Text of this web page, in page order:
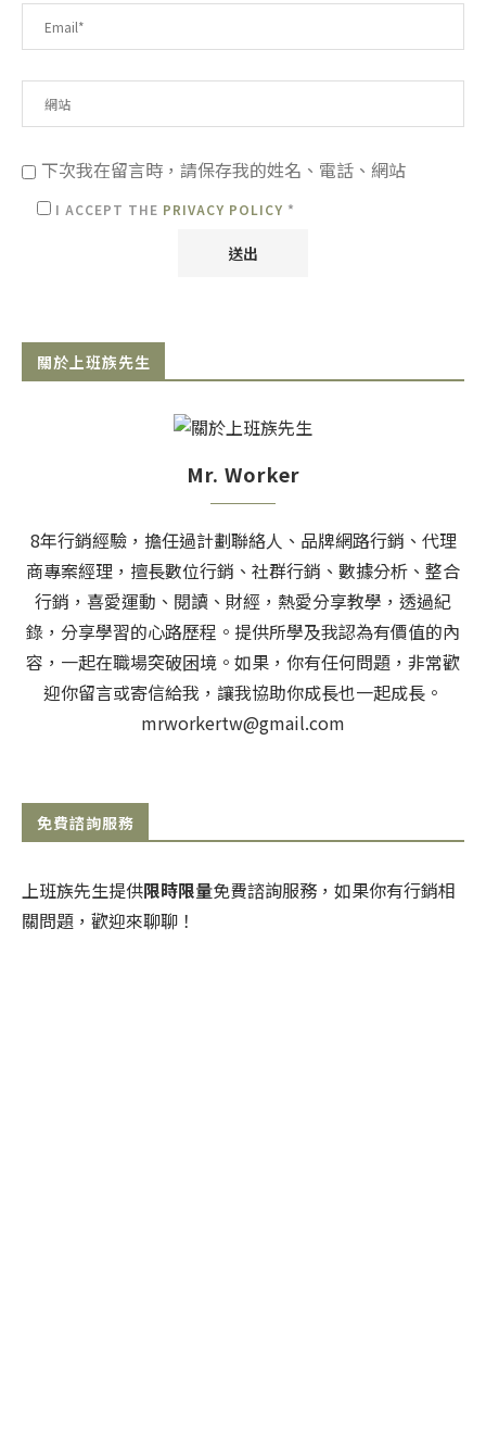
下次我在留言時，請保存我的姓名、電話、網站
I ACCEPT THE PRIVACY POLICY *
關於上班族先生
Mr. Worker
8年行銷經驗，擔任過計劃聯絡人、品牌網路行銷、代理
商專案經理，擅長數位行銷、社群行銷、數據分析、整合
行銷，喜愛運動、閱讀、財經，熱愛分享教學，透過紀
錄，分享學習的心路歷程。提供所學及我認為有價值的內
容，一起在職場突破困境。如果，你有任何問題，非常歡
迎你留言或寄信給我，讓我協助你成長也一起成長。
mrworkertw@gmail.com
免費諮詢服務
上班族先生提供限時限量免費諮詢服務，如果你有行銷相
關問題，歡迎來聊聊！